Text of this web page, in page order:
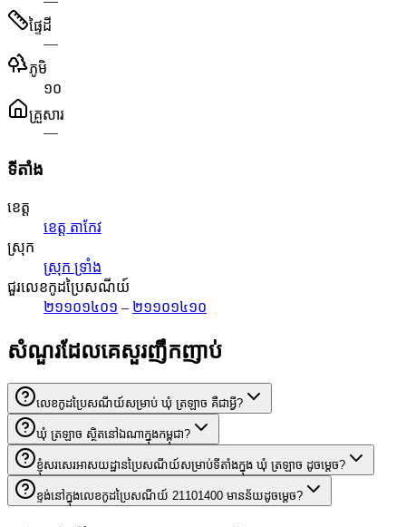
ផ្ទៃដី
—
ភូមិ
១០
គ្រួសារ
—
ទីតាំង
ខេត្ត
ខេត្ត តាកែវ
ស្រុក
ស្រុក ទ្រាំង
ជួរលេខកូដប្រៃសណីយ៍
២១១០១៤០១ – ២១១០១៤១០
សំណួរដែលគេសួរញឹកញាប់
លេខកូដប្រៃសណីយ៍សម្រាប់ ឃុំ ត្រឡាច គឺជាអ្វី?
ឃុំ ត្រឡាច ស្ថិតនៅឯណាក្នុងកម្ពុជា?
ខ្ញុំសរសេរអាសយដ្ឋានប្រៃសណីយ៍សម្រាប់ទីតាំងក្នុង ឃុំ ត្រឡាច ដូចម្តេច?
ខ្ទង់នៅក្នុងលេខកូដប្រៃសណីយ៍ 21101400 មានន័យដូចម្តេច?